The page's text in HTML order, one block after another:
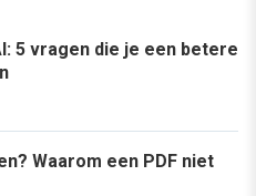
5 vragen die je een betere
Waarom een PDF niet